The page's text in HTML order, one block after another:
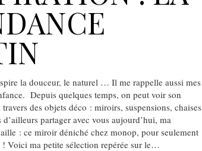
la douceur, le naturel … Il me rappelle aussi mes
Depuis quelques temps, on peut voir son
des objets déco : miroirs, suspensions, chaises
partager avec vous aujourd’hui, ma
: ce miroir déniché chez monop, pour seulement
! Voici ma petite sélection repérée sur le…